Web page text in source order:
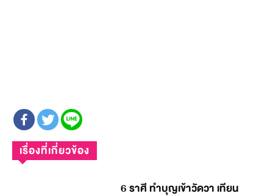
เรื่องที่เกี่ยวข้อง
6 ราศี ทำบุญเข้าวัดวา เทียน